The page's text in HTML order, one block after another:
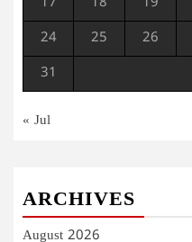
24 25 26
31
« Jul
ARCHIVES
August 2026